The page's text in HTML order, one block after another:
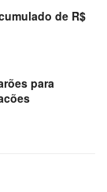
de R$
para